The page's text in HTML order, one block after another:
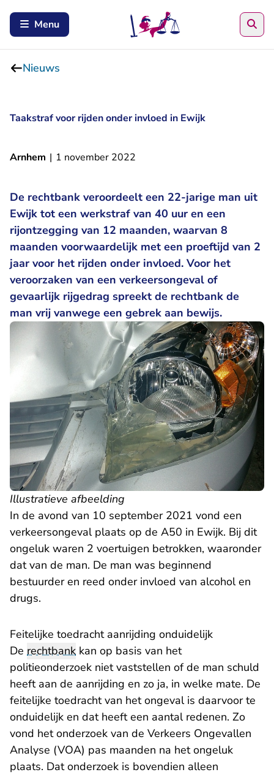
Menu
Nieuws
Taakstraf voor rijden onder invloed in Ewijk
Arnhem | 1 november 2022
De rechtbank veroordeelt een 22-jarige man uit
Ewijk tot een werkstraf van 40 uur en een
rijontzegging van 12 maanden, waarvan 8
maanden voorwaardelijk met een proeftijd van 2
jaar voor het rijden onder invloed. Voor het
veroorzaken van een verkeersongeval of
gevaarlijk rijgedrag spreekt de rechtbank de
man vrij vanwege een gebrek aan bewijs.
Illustratieve afbeelding
In de avond van 10 september 2021 vond een
verkeersongeval plaats op de A50 in Ewijk. Bij dit
ongeluk waren 2 voertuigen betrokken, waaronder
dat van de man. De man was beginnend
bestuurder en reed onder invloed van alcohol en
drugs.
Feitelijke toedracht aanrijding onduidelijk
De rechtbank kan op basis van het
politieonderzoek niet vaststellen of de man schuld
heeft aan de aanrijding en zo ja, in welke mate. De
feitelijke toedracht van het ongeval is daarvoor te
onduidelijk en dat heeft een aantal redenen. Zo
vond het onderzoek van de Verkeers Ongevallen
Analyse (VOA) pas maanden na het ongeluk
plaats. Dat onderzoek is bovendien alleen